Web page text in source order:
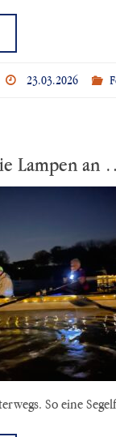
23.03.2026
Lampen an
So eine